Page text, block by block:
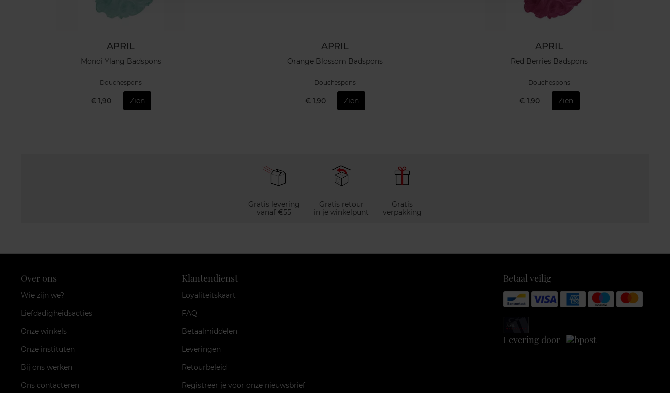
APRIL
Monoi Ylang Badspons
Douchespons
€ 1,90 Zien
APRIL
Orange Blossom Badspons
Douchespons
€ 1,90 Zien
APRIL
Red Berries Badspons
Douchespons
€ 1,90 Zien
Gratis levering
vanaf €55
Gratis retour
in je winkelpunt
Gratis
verpakking
Over ons
Wie zijn we?
Liefdadigheidsacties
Onze winkels
Onze instituten
Bij ons werken
Ons contacteren
Klantendienst
Loyaliteitskaart
FAQ
Betaalmiddelen
Leveringen
Retourbeleid
Registreer je voor onze nieuwsbrief
Betaal veilig
Levering door